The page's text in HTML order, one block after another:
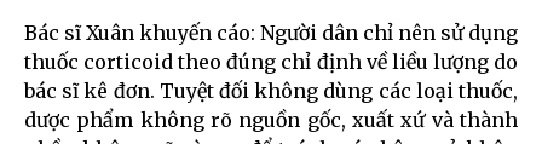
Bác sĩ Xuân khuyến cáo: Người dân chỉ nên sử dụng
thuốc corticoid theo đúng chỉ định về liều lượng do
bác sĩ kê đơn. Tuyệt đối không dùng các loại thuốc,
dược phẩm không rõ nguồn gốc, xuất xứ và thành